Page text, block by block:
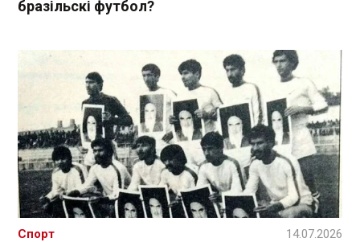
бразільскі футбол?
Спорт 14.07.2026